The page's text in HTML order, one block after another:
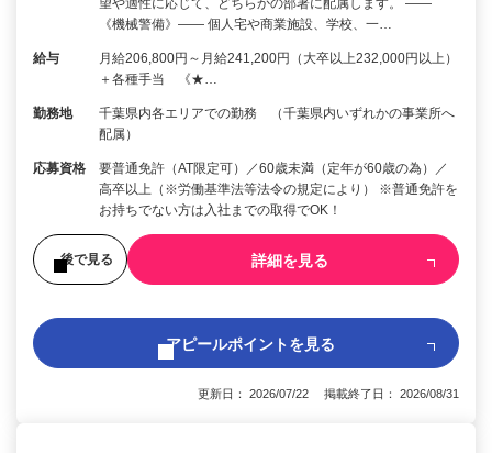
《機械警備》―― 個人宅や商業施設、学校、一…
給与
月給206,800円～月給241,200円（大卒以上232,000円以上）
＋各種手当 《★…
勤務地
千葉県内各エリアでの勤務 （千葉県内いずれかの事業所へ
配属）
応募資格
要普通免許（AT限定可）／60歳未満（定年が60歳の為）／
高卒以上（※労働基準法等法令の規定により） ※普通免許を
お持ちでない方は入社までの取得でOK！
後で見る 詳細を見る
アピールポイントを見る
更新日： 2026/07/22 掲載終了日： 2026/08/31